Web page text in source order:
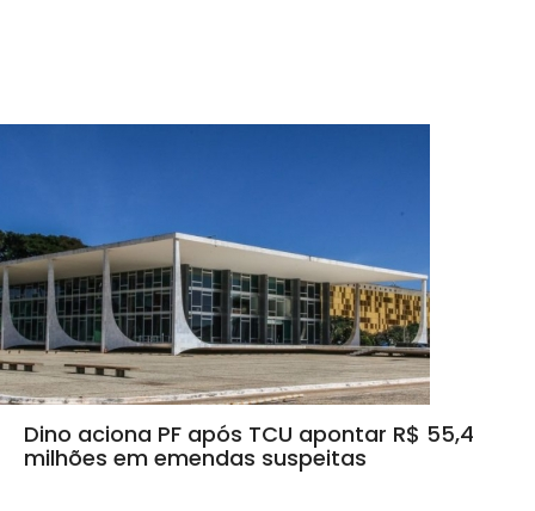
Dino aciona PF após TCU apontar R$ 55,4
milhões em emendas suspeitas